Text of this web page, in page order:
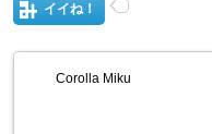
イイね！
Corolla Miku